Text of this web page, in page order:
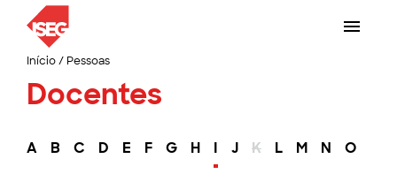
Início/ Pessoas
Docentes
A B C D E F G H I J K L M N O